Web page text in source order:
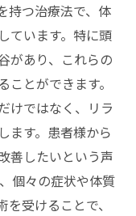
持つ治療法で、体
ています。特に頭
があり、これらの
とができます。
けではなく、リラ
ます。患者様から
善したいという声
個々の症状や体質
受けることで、